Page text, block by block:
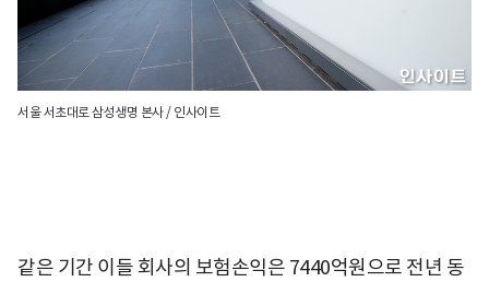
서울 서초대로 삼성생명 본사 / 인사이트
같은 기간 이들 회사의 보험손익은 7440억원으로 전년 동